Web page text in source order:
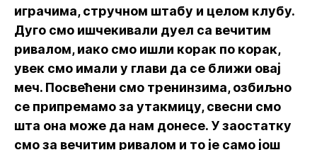
играчима, стручном штабу и целом клубу.
Дуго смо ишчекивали дуел са вечитим
ривалом, иако смо ишли корак по корак,
увек смо имали у глави да се ближи овај
меч. Посвећени смо тренинзима, озбиљно
се припремамо за утакмицу, свесни смо
шта она може да нам донесе. У заостатку
смо за вечитим ривалом и то је само још